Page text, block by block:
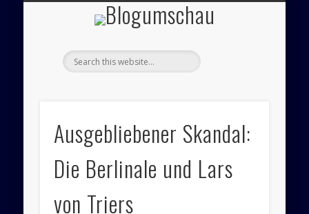
ÜBER UNS – BLOGUMSCHAU
ZEICHNUNGEN
Ausgebliebener Skandal:
Die Berlinale und Lars
von Triers